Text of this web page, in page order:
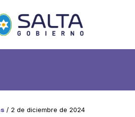
/ 2 de diciembre de 2024